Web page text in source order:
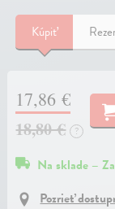
Kúpiť
17,86 €
18,80 €
?
Na sklade –
Pozrieť